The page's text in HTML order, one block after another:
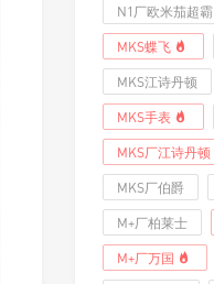
N1厂欧米茄超霸
MKS蝶飞
MKS江诗丹顿
MKS手表
MKS厂江诗丹顿
MKS厂伯爵
M+厂柏莱士
M+厂万国